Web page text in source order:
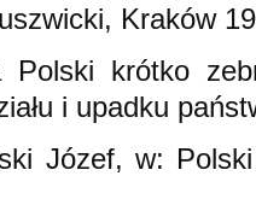
Kraków
Polski krótko
i upadku
Józef, w: